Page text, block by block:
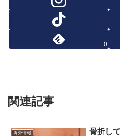
0
関連記事
海外情報
骨折し